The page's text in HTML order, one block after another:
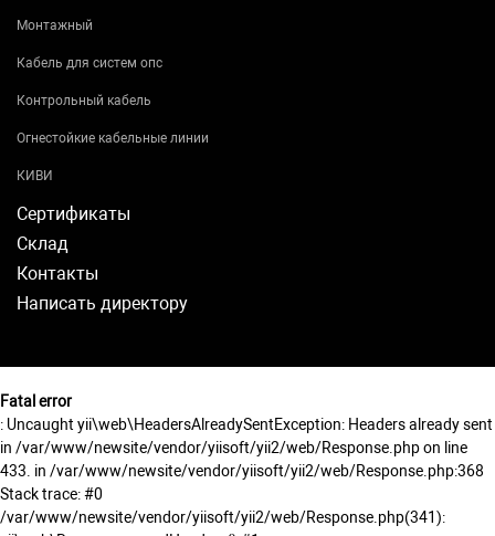
Монтажный
Кабель для систем опс
Контрольный кабель
Огнестойкие кабельные линии
КИВИ
Сертификаты
Склад
Контакты
Написать директору
Fatal error
: Uncaught yii\web\HeadersAlreadySentException: Headers already sent
in /var/www/newsite/vendor/yiisoft/yii2/web/Response.php on line
433. in /var/www/newsite/vendor/yiisoft/yii2/web/Response.php:368
Stack trace: #0
/var/www/newsite/vendor/yiisoft/yii2/web/Response.php(341):